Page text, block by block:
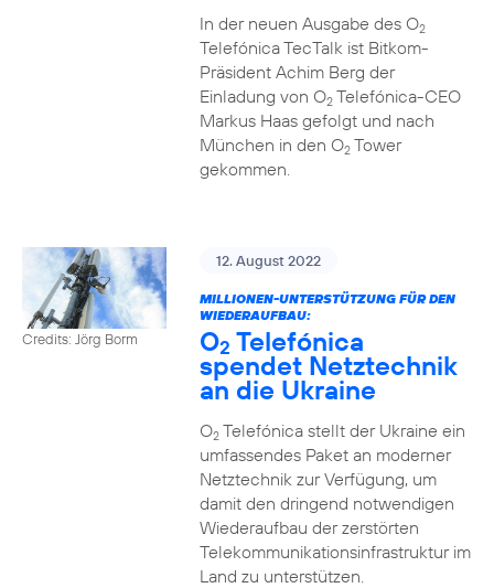
In der neuen Ausgabe des O2
Telefónica TecTalk ist Bitkom-
Präsident Achim Berg der
Einladung von O2Telefónica-CEO
Markus Haas gefolgt und nach
München in den O2Tower
gekommen.
Credits: Jörg Borm
12. August 2022
MILLIONEN-UNTERSTÜTZUNG FÜR DEN
WIEDERAUFBAU:
O2 Telefónica
spendet Netztechnik
an die Ukraine
O2Telefónica stellt der Ukraine ein
umfassendes Paket an moderner
Netztechnik zur Verfügung, um
damit den dringend notwendigen
Wiederaufbau der zerstörten
Telekommunikationsinfrastruktur im
Land zu unterstützen.